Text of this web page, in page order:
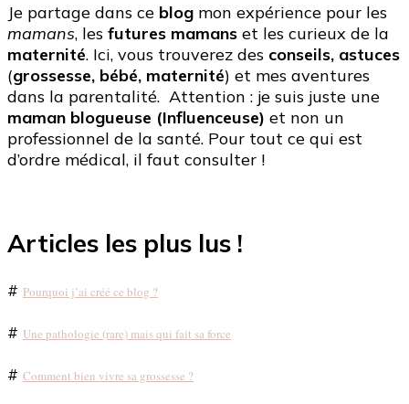
Je partage dans ce blog mon expérience pour les
mamans, les futures mamans et les curieux de la
maternité. Ici, vous trouverez des conseils, astuces
(grossesse, bébé, maternité) et mes aventures
dans la parentalité. Attention : je suis juste une
maman blogueuse (Influenceuse) et non un
professionnel de la santé. Pour tout ce qui est
d’ordre médical, il faut consulter !
Articles les plus lus !
# Pourquoi j’ai créé ce blog ?
# Une pathologie (rare) mais qui fait sa force
# Comment bien vivre sa grossesse ?